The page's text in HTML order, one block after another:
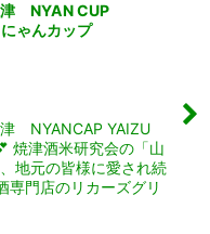
津 NYAN CUP
ゃんカップ
NYANCAP YAIZU
焼津酒米研究会の「山
地元の皆様に愛され続
専門店のリカーズグリ